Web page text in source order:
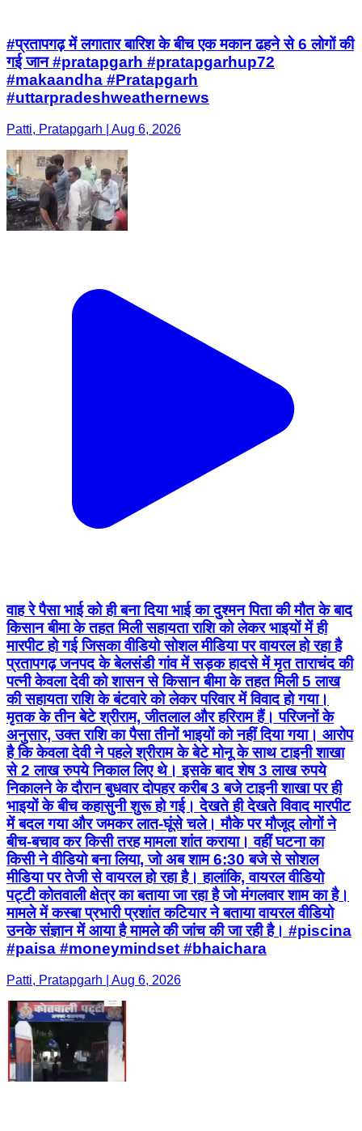
#प्रतापगढ़ में लगातार बारिश के बीच एक मकान ढहने से 6 लोगों की
गई जान #pratapgarh #pratapgarhup72
#makaandha #Pratapgarh
#uttarpradeshweathernews
Patti, Pratapgarh | Aug 6, 2026
वाह रे पैसा भाई को ही बना दिया भाई का दुश्मन पिता की मौत के बाद
किसान बीमा के तहत मिली सहायता राशि को लेकर भाइयों में ही
मारपीट हो गई जिसका वीडियो सोशल मीडिया पर वायरल हो रहा है
प्रतापगढ़ जनपद के बेलसंडी गांव में सड़क हादसे में मृत ताराचंद की
पत्नी केवला देवी को शासन से किसान बीमा के तहत मिली 5 लाख
की सहायता राशि के बंटवारे को लेकर परिवार में विवाद हो गया।
मृतक के तीन बेटे श्रीराम, जीतलाल और हरिराम हैं। परिजनों के
अनुसार, उक्त राशि का पैसा तीनों भाइयों को नहीं दिया गया। आरोप
है कि केवला देवी ने पहले श्रीराम के बेटे मोनू के साथ टाइनी शाखा
से 2 लाख रुपये निकाल लिए थे। इसके बाद शेष 3 लाख रुपये
निकालने के दौरान बुधवार दोपहर करीब 3 बजे टाइनी शाखा पर ही
भाइयों के बीच कहासुनी शुरू हो गई। देखते ही देखते विवाद मारपीट
में बदल गया और जमकर लात-घूंसे चले। मौके पर मौजूद लोगों ने
बीच-बचाव कर किसी तरह मामला शांत कराया। वहीं घटना का
किसी ने वीडियो बना लिया, जो अब शाम 6:30 बजे से सोशल
मीडिया पर तेजी से वायरल हो रहा है। हालांकि, वायरल वीडियो
पट्टी कोतवाली क्षेत्र का बताया जा रहा है जो मंगलवार शाम का है।
मामले में कस्बा प्रभारी प्रशांत कटियार ने बताया वायरल वीडियो
उनके संज्ञान में आया है मामले की जांच की जा रही है। #piscina
#paisa #moneymindset #bhaichara
Patti, Pratapgarh | Aug 6, 2026